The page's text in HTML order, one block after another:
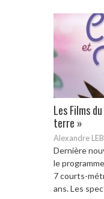
Les Films
terre »
Alexandre
Dernière
le
7 courts-
ans. Les